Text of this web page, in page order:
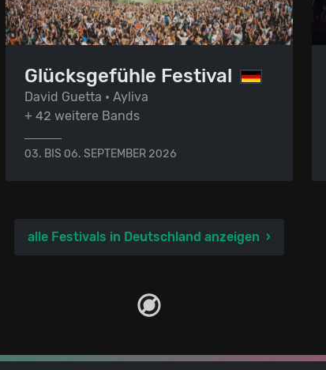
Glücksgefühle Festival
David Guetta • Ayliva
+ 42 weitere Bands
03. BIS 06. SEPTEMBER 2026
alle Festivals in Deutschland anzeigen